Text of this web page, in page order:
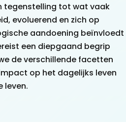
tegenstelling tot wat vaak
evoluerend en zich op
aandoening beïnvloedt
een diepgaand begrip
de verschillende facetten
op het dagelijks leven
leven.